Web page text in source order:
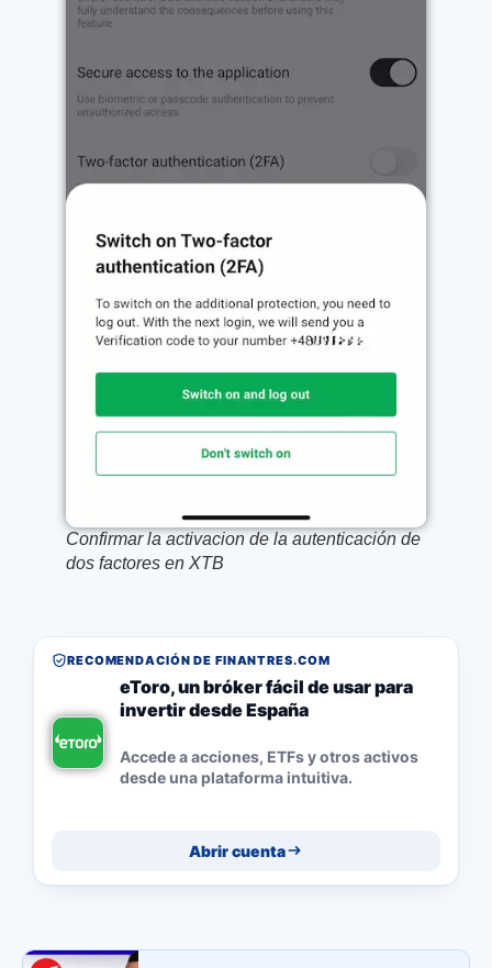
Confirmar la activacion de la autenticación de
dos factores en XTB
RECOMENDACIÓN DE FINANTRES.COM
eToro, un bróker fácil de usar para
invertir desde España
Accede a acciones, ETFs y otros activos
desde una plataforma intuitiva.
Abrir cuenta